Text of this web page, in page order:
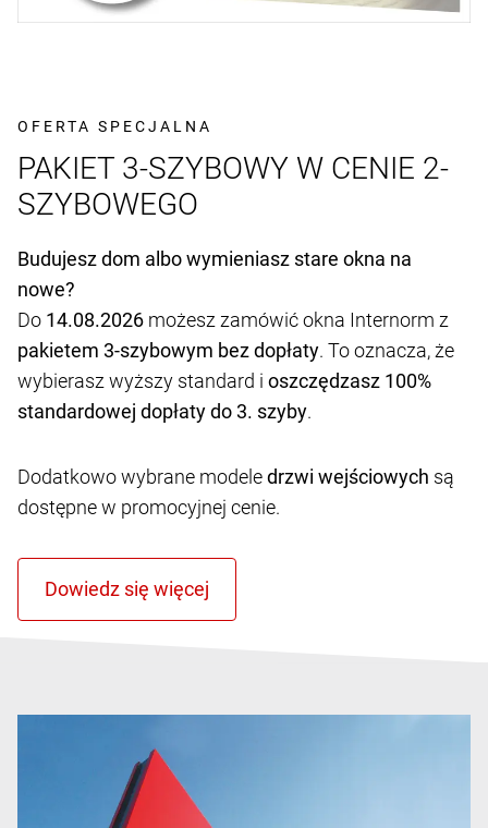
OFERTA SPECJALNA
PAKIET 3-SZYBOWY W CENIE 2-
SZYBOWEGO
Budujesz dom albo wymieniasz stare okna na
nowe?
Do 14.08.2026 możesz zamówić okna Internorm z
pakietem 3-szybowym bez dopłaty. To oznacza, że
wybierasz wyższy standard i oszczędzasz 100%
standardowej dopłaty do 3. szyby.
Dodatkowo wybrane modeledrzwi wejściowych są
dostępne w promocyjnej cenie.